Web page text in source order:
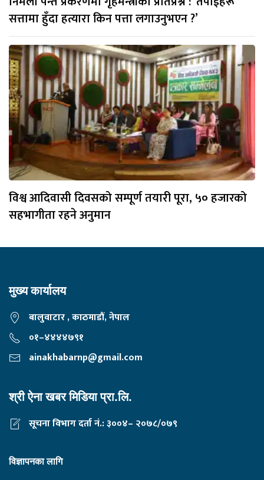
सत्तामा हुँदा हत्यारा किन पत्ता लगाउनुभएन ?’
विश्व आदिवासी दिवसको सम्पूर्ण तयारी पूरा, ५० हजारको
सहभागीता रहने अनुमान
मुख्य कार्यालय
बालुवाटार , काठमाडौं, नेपाल
०१–४४४४७९१
ainakhabarnp@gmail.com
श्री ऐना खबर मिडिया प्रा.लि.
सूचना विभाग दर्ता नं.: ३००४– २०७८/०७९
विज्ञापनका लागि